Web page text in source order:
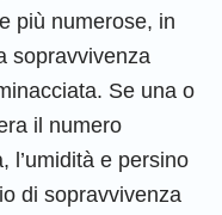
più numerose, in
sopravvivenza
Se una o
il numero
l’umidità e persino
di sopravvivenza